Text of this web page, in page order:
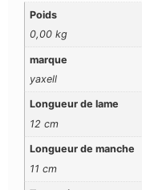
Poids
0,00 kg
marque
yaxell
Longueur de lame
12 cm
Longueur de manche
11 cm